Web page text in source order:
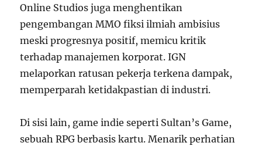
Online Studios juga menghentikan
pengembangan MMO fiksi ilmiah ambisius
meski progresnya positif, memicu kritik
terhadap manajemen korporat. IGN
melaporkan ratusan pekerja terkena dampak,
memperparah ketidakpastian di industri.
Di sisi lain, game indie seperti Sultan’s Game,
sebuah RPG berbasis kartu. Menarik perhatian